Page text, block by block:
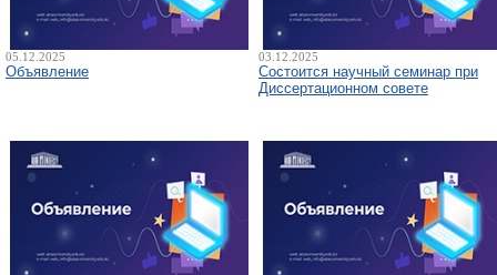
05.12.2025
Объявление
03.12.2025
Состоится научный семинар при
Диссертационном совете